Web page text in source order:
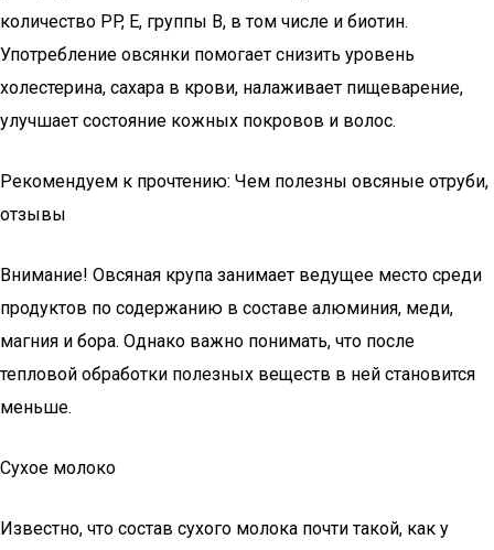
количество PP, E, группы B, в том числе и биотин.
Употребление овсянки помогает снизить уровень
холестерина, сахара в крови, налаживает пищеварение,
улучшает состояние кожных покровов и волос.
Рекомендуем к прочтению: Чем полезны овсяные отруби,
отзывы
Внимание! Овсяная крупа занимает ведущее место среди
продуктов по содержанию в составе алюминия, меди,
магния и бора. Однако важно понимать, что после
тепловой обработки полезных веществ в ней становится
меньше.
Сухое молоко
Известно, что состав сухого молока почти такой, как у